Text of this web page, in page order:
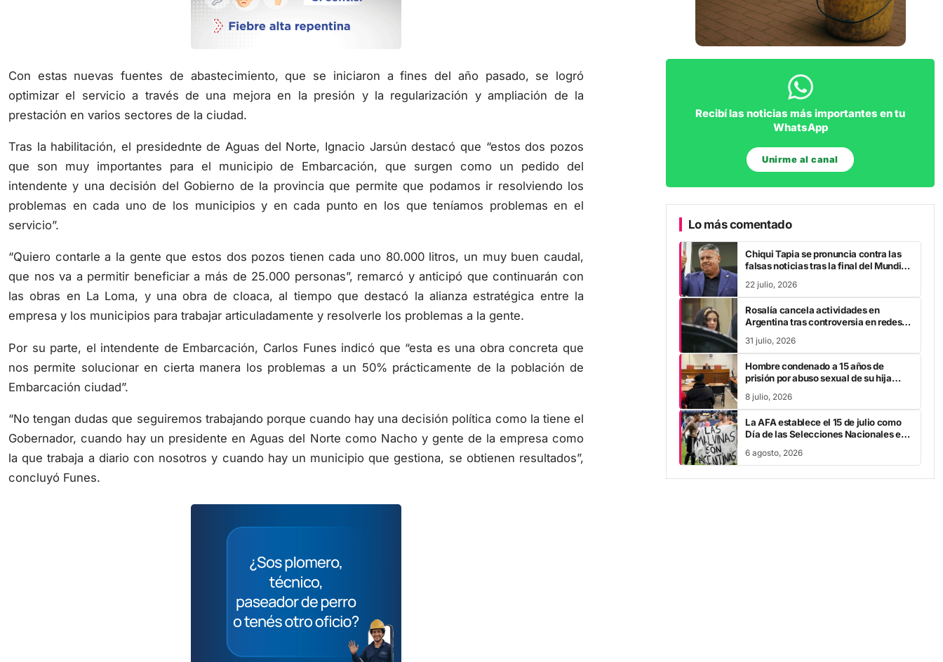
optimizar el servicio a través de una mejora en la presión y la regularización y ampliación de la
prestación en varios sectores de la ciudad.
Tras la habilitación, el presidednte de Aguas del Norte, Ignacio Jarsún destacó que “estos dos pozos
que son muy importantes para el municipio de Embarcación, que surgen como un pedido del
intendente y una decisión del Gobierno de la provincia que permite que podamos ir resolviendo los
problemas en cada uno de los municipios y en cada punto en los que teníamos problemas en el
servicio”.
que nos va a permitir beneficiar a más de 25.000 personas”, remarcó y anticipó que continuarán con
las obras en La Loma, y una obra de cloaca, al tiempo que destacó la alianza estratégica entre la
empresa y los municipios para trabajar articuladamente y resolverle los problemas a la gente.
Por su parte, el intendente de Embarcación, Carlos Funes indicó que “esta es una obra concreta que
nos permite solucionar en cierta manera los problemas a un 50% prácticamente de la población de
Embarcación ciudad”.
“No tengan dudas que seguiremos trabajando porque cuando hay una decisión política como la tiene el
Gobernador, cuando hay un presidente en Aguas del Norte como Nacho y gente de la empresa como
la que trabaja a diario con nosotros y cuando hay un municipio que gestiona, se obtienen resultados”,
concluyó Funes.
Recibí las noticias más importantes en tu
WhatsApp
Lo más comentado
Chiqui Tapia se pronuncia contra las
falsas noticias tras la final del Mundial
2026
22 julio, 2026
Rosalía cancela actividades en
Argentina tras controversia en redes
sociales
31 julio, 2026
Hombre condenado a 15 años de
prisión por abuso sexual de su hija
durante la pandemia
8 julio, 2026
La AFA establece el 15 de julio como
Día de las Selecciones Nacionales en
homenaje a la victoria sobre Inglaterra
6 agosto, 2026